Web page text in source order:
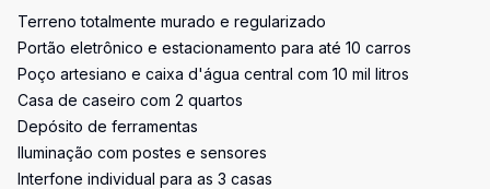
Terreno totalmente murado e regularizado
Portão eletrônico e estacionamento para até 10 carros
Poço artesiano e caixa d'água central com 10 mil litros
Casa de caseiro com 2 quartos
Depósito de ferramentas
Iluminação com postes e sensores
Interfone individual para as 3 casas